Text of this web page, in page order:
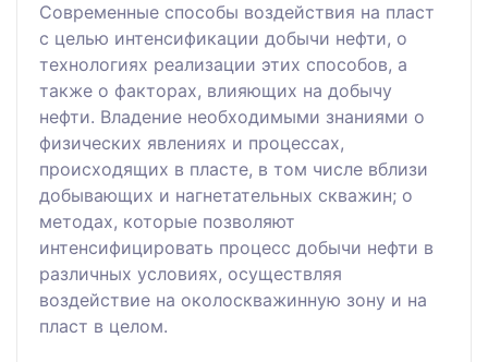
Современные способы воздействия на пласт
с целью интенсификации добычи нефти, о
технологиях реализации этих способов, а
также о факторах, влияющих на добычу
нефти. Владение необходимыми знаниями о
физических явлениях и процессах,
происходящих в пласте, в том числе вблизи
добывающих и нагнетательных скважин; о
методах, которые позволяют
интенсифицировать процесс добычи нефти в
различных условиях, осуществляя
воздействие на околоскважинную зону и на
пласт в целом.